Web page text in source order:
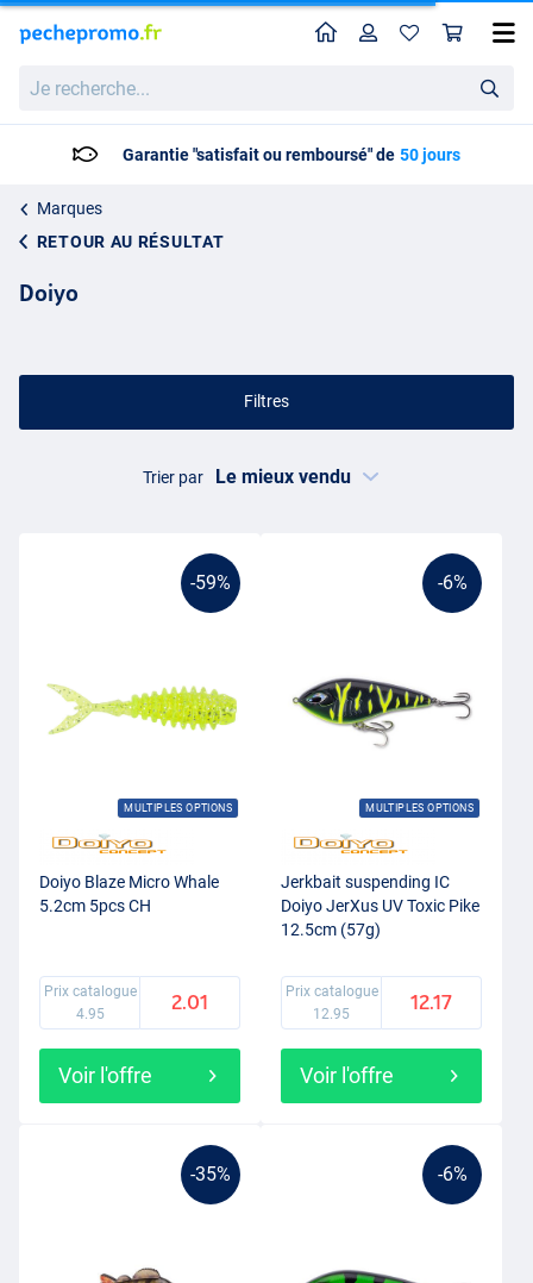
recherche...
HomeProfil
Garantie "satisfait ou remboursé" de 50 jours
Marques
RETOUR AU RÉSULTAT
Doiyo
Filtres
Trier par
-59%
MULTIPLES OPTIONS
Doiyo Blaze Micro Whale
5.2cm 5pcs CH
Prix catalogue
4.95
2.01
Voir l'offre
-6%
MULTIPLES OPTIONS
Jerkbait suspending IC
Doiyo JerXus UV Toxic Pike
12.5cm (57g)
Prix catalogue
12.95
12.17
Voir l'offre
-35% -6%